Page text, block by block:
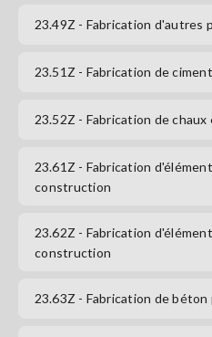
23.49Z - Fabrication d'autres
23.51Z - Fabrication de ciment
23.52Z - Fabrication de
23.61Z - Fabrication
construction
23.62Z - Fabrication
construction
23.63Z - Fabrication de béton